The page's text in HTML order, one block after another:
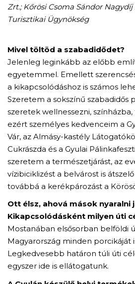
Zrt.; Kőrösi Csoma Sándor Nagydíj
Turisztikai Ügynökség
Mivel töltöd a szabadidődet?
Jelenleg leginkább az előbb
egyetemmel. Emellett
a kikapcsolódáshoz is számos
Szeretem a sokszínű szabadidős
szeretek wellnessezni,
ezért személyes kedvenceim a
Vár, az Almásy-kastély
Cukrászda és a Gyulai
szeretem a természetjárást, az
vízibiciklizést a belvárost is
továbbá a kerékpározást a
Ott élsz, ahová mások nyaralni
Kikapcsolódásként milyen úti
Mostanában elsősorban belföldi
Magyarország minden porcikáját
Legkedvesebb határon túli úti
egyszer ide is ellátogatunk.